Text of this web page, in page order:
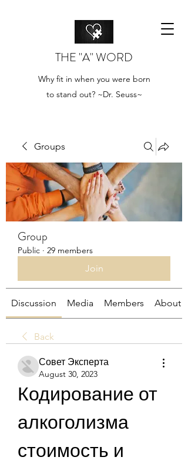
THE "A" WORD
Why fit in when you were born
to stand out? ~Dr. Seuss~
Groups
Group
Public · 29 members
Join
Discussion Media Members About
Back
Совет Эксперта
August 30, 2023
Кодирование от
алкоголизма
стоимость и